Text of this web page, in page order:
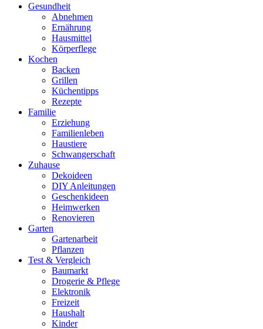
Gesundheit
Abnehmen
Ernährung
Hausmittel
Körperflege
Kochen
Backen
Grillen
Küchentipps
Rezepte
Familie
Erziehung
Familienleben
Haustiere
Schwangerschaft
Zuhause
Dekoideen
DIY Anleitungen
Geschenkideen
Heimwerken
Renovieren
Garten
Gartenarbeit
Pflanzen
Test & Vergleich
Baumarkt
Drogerie & Pflege
Elektronik
Freizeit
Haushalt
Kinder